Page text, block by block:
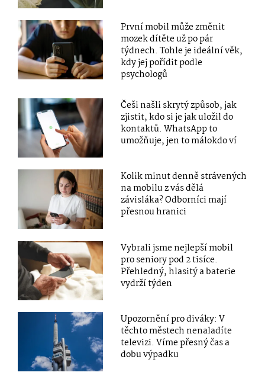
První mobil může změnit
mozek dítěte už po pár
týdnech. Tohle je ideální věk,
kdy jej pořídit podle
psychologů
Češi našli skrytý způsob, jak
zjistit, kdo si je jak uložil do
kontaktů. WhatsApp to
umožňuje, jen to málokdo ví
Kolik minut denně strávených
na mobilu z vás dělá
závisláka? Odborníci mají
přesnou hranici
Vybrali jsme nejlepší mobil
pro seniory pod 2 tisíce.
Přehledný, hlasitý a baterie
vydrží týden
Upozornění pro diváky: V
těchto městech nenaladíte
televizi. Víme přesný čas a
dobu výpadku